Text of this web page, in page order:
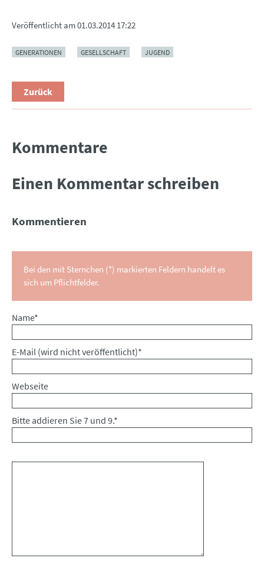
Veröffentlicht am01.03.2014 17:22
GENERATIONEN GESELLSCHAFT JUGEND
Zurück
Kommentare
Einen Kommentar schreiben
Kommentieren
Bei den mit Sternchen (*) markierten Feldern handelt es
sich um Pflichtfelder.
Pflichtfeld
Name*
Pflichtfeld
E-Mail (wird nicht veröffentlicht)*
Webseite
Bitte addieren Sie 7 und 9.*